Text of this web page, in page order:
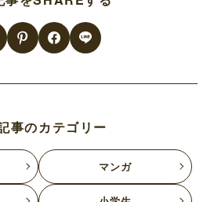
事のカテゴリー
マンガ